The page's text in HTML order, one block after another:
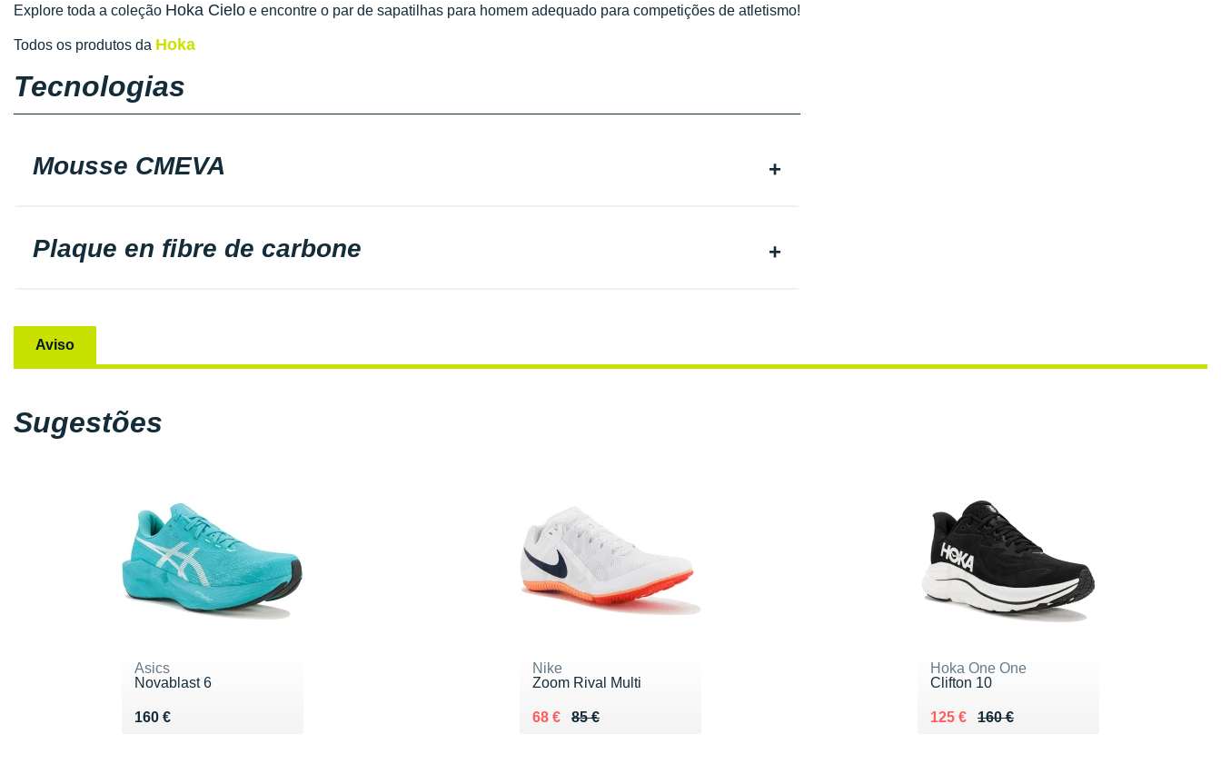
Explore toda a coleção Hoka Cielo e encontre o par de sapatilhas para homem adequado para competições de atletismo!
Todos os produtos da Hoka
Tecnologias
Mousse CMEVA
Plaque en fibre de carbone
Aviso
Sugestões
Asics
Novablast 6
160 €
Vendu 160 €
Nike
Zoom Rival Multi
85 €
Au lieu de 85 €
68 €
Vendu 68 €
Hoka One One
Clifton 10
160 €
Au lieu de 160 €
125 €
Vendu 125 €